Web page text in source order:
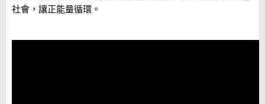
社會，讓正能量循環。